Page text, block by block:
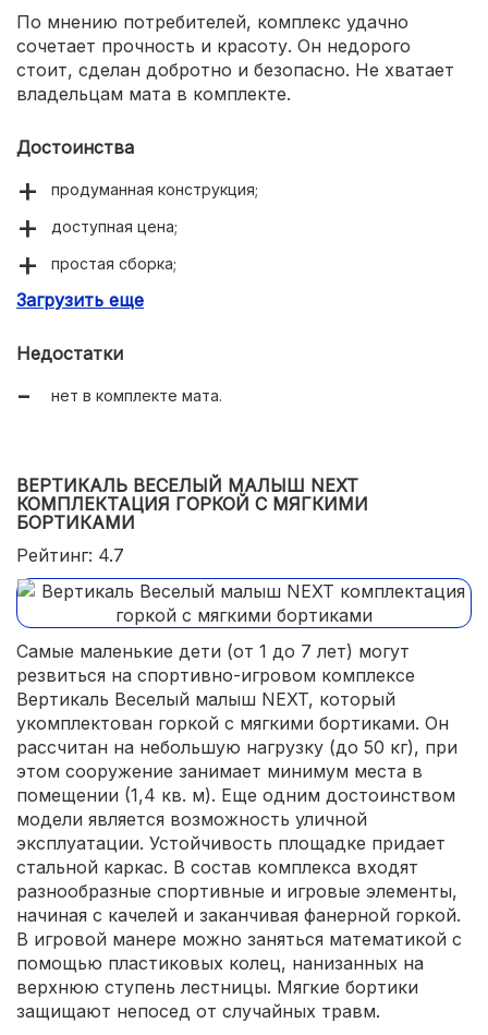
По мнению потребителей, комплекс удачно
сочетает прочность и красоту. Он недорого
стоит, сделан добротно и безопасно. Не хватает
владельцам мата в комплекте.
Достоинства
продуманная конструкция;
доступная цена;
простая сборка;
легко перемещается.
Загрузить еще
Недостатки
нет в комплекте мата.
ВЕРТИКАЛЬ ВЕСЕЛЫЙ МАЛЫШ NEXT
КОМПЛЕКТАЦИЯ ГОРКОЙ С МЯГКИМИ
БОРТИКАМИ
Рейтинг: 4.7
Самые маленькие дети (от 1 до 7 лет) могут
резвиться на спортивно-игровом комплексе
Вертикаль Веселый малыш NEXT, который
укомплектован горкой с мягкими бортиками. Он
рассчитан на небольшую нагрузку (до 50 кг), при
этом сооружение занимает минимум места в
помещении (1,4 кв. м). Еще одним достоинством
модели является возможность уличной
эксплуатации. Устойчивость площадке придает
стальной каркас. В состав комплекса входят
разнообразные спортивные и игровые элементы,
начиная с качелей и заканчивая фанерной горкой.
В игровой манере можно заняться математикой с
помощью пластиковых колец, нанизанных на
верхнюю ступень лестницы. Мягкие бортики
защищают непосед от случайных травм.